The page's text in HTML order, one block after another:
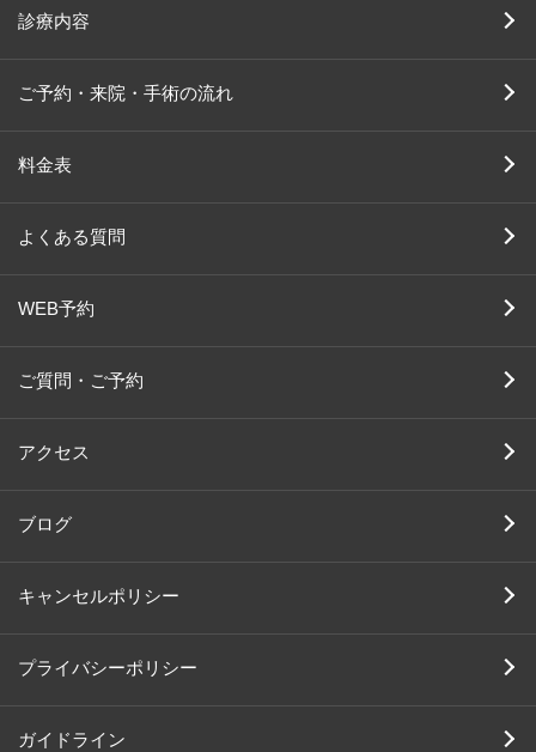
診療内容
ご予約・来院・手術の流れ
料金表
よくある質問
WEB予約
ご質問・ご予約
アクセス
ブログ
キャンセルポリシー
プライバシーポリシー
ガイドライン